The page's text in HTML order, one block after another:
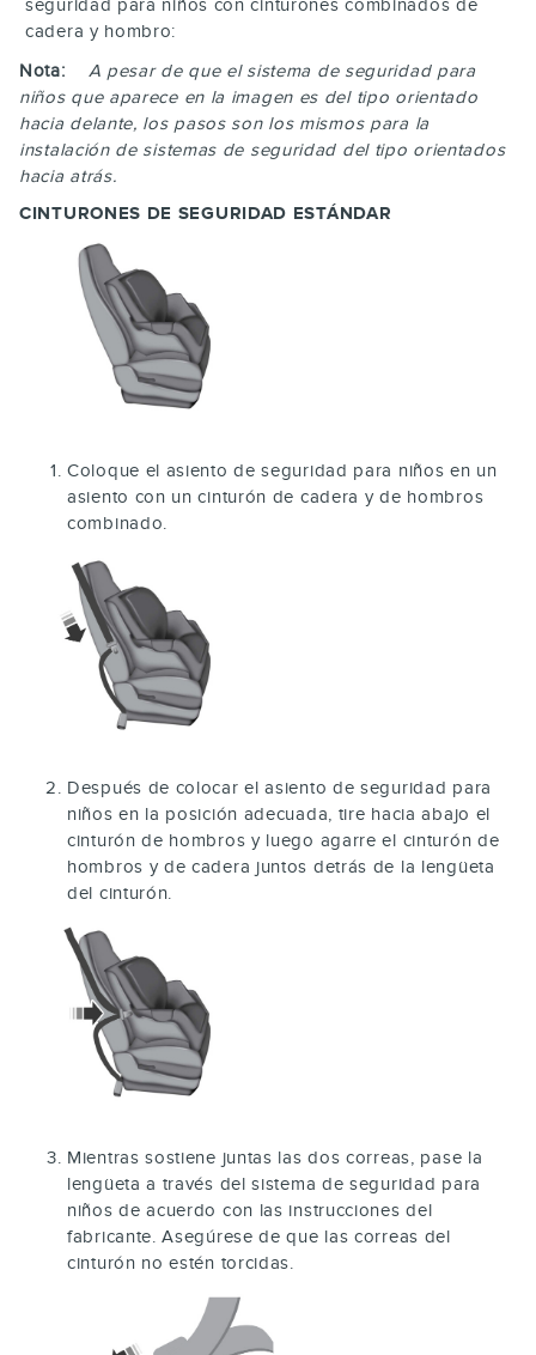
seguridad para niños con cinturones combinados de
cadera y hombro:
Nota:
A pesar de que el sistema de seguridad para
niños que aparece en la imagen es del tipo orientado
hacia delante, los pasos son los mismos para la
instalación de sistemas de seguridad del tipo orientados
hacia atrás.
CINTURONES DE SEGURIDAD ESTÁNDAR
Coloque el asiento de seguridad para niños en un
asiento con un cinturón de cadera y de hombros
combinado.
Después de colocar el asiento de seguridad para
niños en la posición adecuada, tire hacia abajo el
cinturón de hombros y luego agarre el cinturón de
hombros y de cadera juntos detrás de la lengüeta
del cinturón.
Mientras sostiene juntas las dos correas, pase la
lengüeta a través del sistema de seguridad para
niños de acuerdo con las instrucciones del
fabricante. Asegúrese de que las correas del
cinturón no estén torcidas.